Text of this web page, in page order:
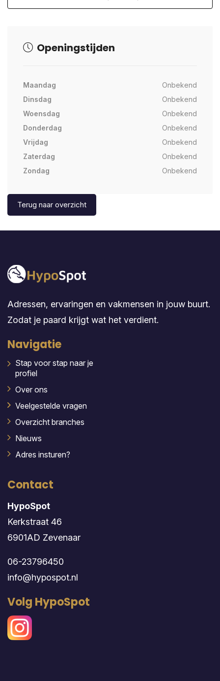
Openingstijden
Maandag
Onbekend
Dinsdag
Onbekend
Woensdag
Onbekend
Donderdag
Onbekend
Vrijdag
Onbekend
Zaterdag
Onbekend
Zondag
Onbekend
Terug naar overzicht
Adressen, ervaringen en vakmensen in jouw buurt.
Zodat je paard krijgt wat het verdient.
Navigatie
Stap voor stap naar je
profiel
Over ons
Veelgestelde vragen
Overzicht branches
Nieuws
Adres insturen?
Contact
HypoSpot
Kerkstraat 46
6901AD Zevenaar
06-23796450
info@hypospot.nl
Volg HypoSpot